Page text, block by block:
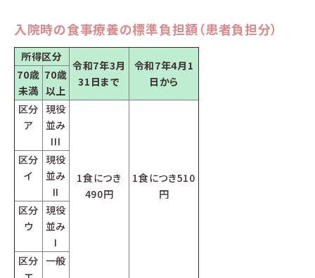
入院時の食事療養の標準負担額（患者負担分）
所得区分
令和7年3月
31日まで
令和7年4月1
日から
70歳
未満
70歳
以上
区分
ア
現役
並み
III
1食につき
490円
1食につき510
円
区分
イ
現役
並み
II
区分
ウ
現役
並み
I
区分 一般